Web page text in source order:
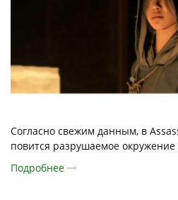
Согласно свежим данным, в
повится разрушаемое окружение
Подробнее